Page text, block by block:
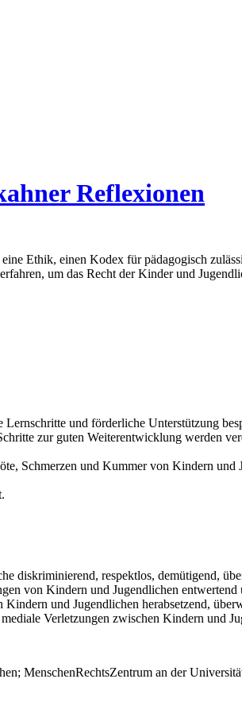
Reflexionen
Ethik, einen Kodex für pädagogisch
um das Recht der Kinder und
und förderliche Unterstützung
zur guten Weiterentwicklung werden
Schmerzen und Kummer von Kindern
diskriminierend, respektlos, demütigend,
von Kindern und Jugendlichen
und Jugendlichen herabsetzend,
Verletzungen zwischen Kindern und
MenschenRechtsZentrum an der